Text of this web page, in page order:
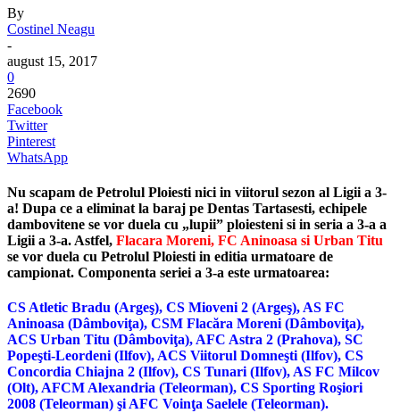
By
Costinel Neagu
-
august 15, 2017
0
2690
Facebook
Twitter
Pinterest
WhatsApp
Nu scapam de Petrolul Ploiesti nici in viitorul sezon al Ligii a 3-
a! Dupa ce a eliminat la baraj pe Dentas Tartasesti, echipele
dambovitene se vor duela cu „lupii” ploiesteni si in seria a 3-a a
Ligii a 3-a. Astfel, Flacara Moreni, FC Aninoasa si Urban Titu
se vor duela cu Petrolul Ploiesti in editia urmatoare de
campionat. Componenta seriei a 3-a este urmatoarea:
CS Atletic Bradu (Argeş), CS Mioveni 2 (Argeş), AS FC
Aninoasa (Dâmboviţa), CSM Flacăra Moreni (Dâmboviţa),
ACS Urban Titu (Dâmboviţa), AFC Astra 2 (Prahova), SC
Popeşti-Leordeni (Ilfov), ACS Viitorul Domneşti (Ilfov), CS
Concordia Chiajna 2 (Ilfov), CS Tunari (Ilfov), AS FC Milcov
(Olt), AFCM Alexandria (Teleorman), CS Sporting Roşiori
2008 (Teleorman) şi AFC Voinţa Saelele (Teleorman).